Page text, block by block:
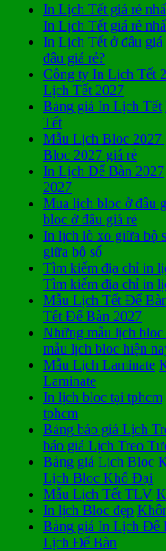
In Lịch Tết giá rẻ
In Lịch Tết giá rẻ
In Lịch Tết ở đâu giá
đâu giá rẻ?
Công ty In Lịch Tết
Lịch Tết 2027
Bảng giá In Lịch Tết
Tết
Mẫu Lịch Bloc 2027
Bloc 2027 giá rẻ
In Lịch Để Bàn 2027
2027
Mua lịch bloc ở đâu
bloc ở đâu giá rẻ
In lịch lò xo giữa bộ
giữa bộ số
Tìm kiếm địa chỉ in
Tìm kiếm địa chỉ in
Mẫu Lịch Tết Để
Tết Để Bàn 2027
Những mẫu lịch bloc
mẫu lịch bloc hiện
Mẫu Lịch Laminate
Laminate
In lịch bloc tại tphcm
tphcm
Bảng báo giá Lịch
báo giá Lịch Treo
Bảng giá Lịch Bloc
Lịch Bloc Khổ Đại
Mẫu Lịch Tết TLV
In lịch Bloc đẹp
Bảng giá In Lịch Để
Lịch Để Bàn